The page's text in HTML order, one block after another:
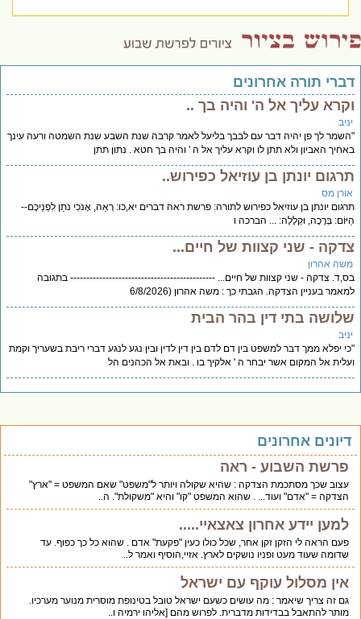
דברי תורה אחרונים
וקרא עליך אל ה' והיה בך ..
יניב
"השמר לך פן יהיה דבר עם לבבך בליעל לאמר קרבה שנת השבע שנת השמטה ורעה עינך
באחיך האביון ולא תתן לו וקרא עליך אל ה ' והיה בך חטא . נתון תתן
תרגום יונתן בן עוזיאל כפירוש..
אורן מס
תרגום יונתן בן עוזיאל כפירוש לתורה: פרשת ראה דברים יא,כו: רְאֵה, אָנֹכִי נֹתֵן לִפְנֵיכֶם--
הַיּוֹם: בְּרָכָה, וּקְלָלָה: ... הברכה ו
צדקה - שני קצוות של חיים...
משה אהרון
בס,ד. צדקה - שני קצוות של חיים... --------------------------------------------- בתגובה
למאמר בעניין הצדקה. הגבתי כך : משה אהרון (6/8/2026
שלושה בתי דין בהר הבית
יניב
"כי יפלא ממך דבר למשפט בין דם לדם בין דין לדין ובין נגע לנגע דברי ריבת בשעריך וקמת
ועלית אל המקום אשר יבחר ה ' אלקיך בו . ובאת אל הכהנים הל
דיונים אחרונים
פרשת השבוע - ראה
עצוב שכך מסתכמת הצדקה : שהיא שקולה ויותר ל"משפט" שאם המשפט = "ארץ"
הצדקה = "אדם" ועוד... . שהוא המשפט "קו" והיא "משקולת". ה..
למען יידע אחרון צאצאיי.....
פעם הראה לי הזקן זקן אחר, שכל כולו כעין "פקעת" אדם . שהוא כל כך כפוף. עד
שדומה שעוד מעט ופניו נושקים לארץ. אזיי,הוסיף ואמר ל..
אין מסלול עוקף עם ישראל
גם זה צריך שיאמר : מה עושים כשעם ישראל טובל בטינופת מוסרית מנוער מערכיו.
מותר להתאבל בבדידות מדברית. לפרוש מהם [אליהו ירמיה ו..